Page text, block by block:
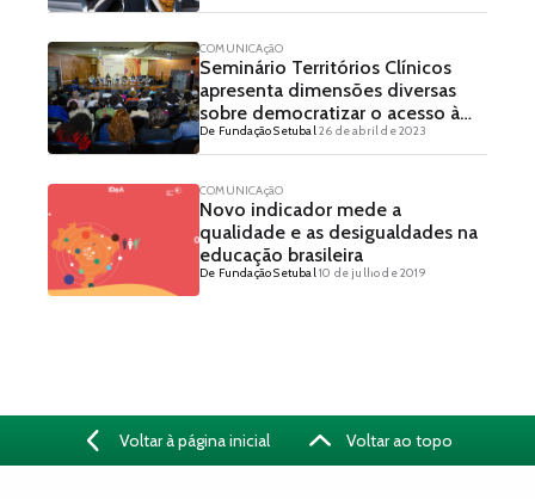
COMUNICAçãO
Seminário Territórios Clínicos
apresenta dimensões diversas
sobre democratizar o acesso à
saúde mental
De Fundação Setubal26 de abril de 2023
COMUNICAçãO
Novo indicador mede a
qualidade e as desigualdades na
educação brasileira
De Fundação Setubal10 de julho de 2019
Voltar à página inicial Voltar ao topo